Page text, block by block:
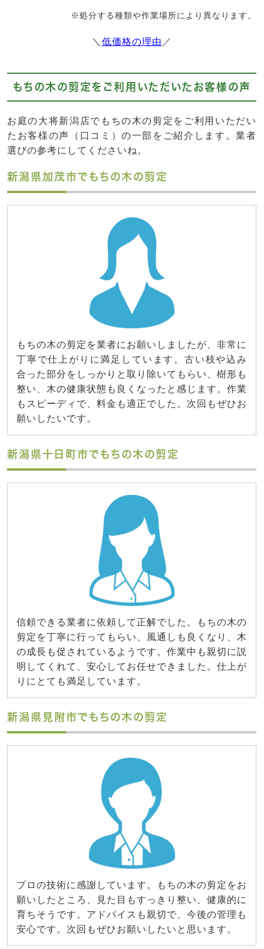
※処分する種類や作業場所により異なります。
＼ 低価格の理由 ／
もちの木の剪定をご利用いただいたお客様の声
お庭の大将新潟店でもちの木の剪定をご利用いただい
たお客様の声（口コミ）の一部をご紹介します。業者
選びの参考にしてくださいね。
新潟県加茂市でもちの木の剪定
もちの木の剪定を業者にお願いしましたが、非常に
丁寧で仕上がりに満足しています。古い枝や込み
合った部分をしっかりと取り除いてもらい、樹形も
整い、木の健康状態も良くなったと感じます。作業
もスピーディで、料金も適正でした。次回もぜひお
願いしたいです。
新潟県十日町市でもちの木の剪定
信頼できる業者に依頼して正解でした。もちの木の
剪定を丁寧に行ってもらい、風通しも良くなり、木
の成長も促されているようです。作業中も親切に説
明してくれて、安心してお任せできました。仕上が
りにとても満足しています。
新潟県見附市でもちの木の剪定
プロの技術に感謝しています。もちの木の剪定をお
願いしたところ、見た目もすっきり整い、健康的に
育ちそうです。アドバイスも親切で、今後の管理も
安心です。次回もぜひお願いしたいと思います。